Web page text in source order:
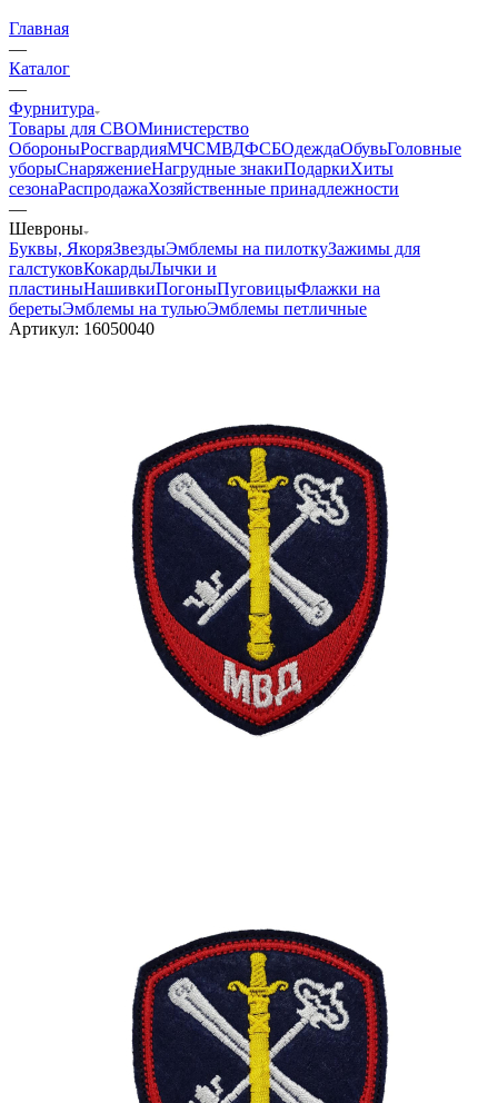
Главная
—
Каталог
—
Фурнитура
Товары для СВОМинистерство
ОбороныРосгвардияМЧСМВДФСБОдеждаОбувьГоловные
уборыСнаряжениеНагрудные знакиПодаркиХиты
сезонаРаспродажаХозяйственные принадлежности
—
Шевроны
Буквы, ЯкоряЗвездыЭмблемы на пилоткуЗажимы для
галстуковКокардыЛычки и
пластиныНашивкиПогоныПуговицыФлажки на
беретыЭмблемы на тульюЭмблемы петличные
Артикул: 16050040